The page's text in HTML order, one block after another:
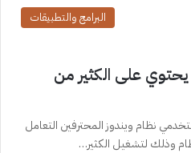
البرامج والتطبيقات
برنامج Run-Command يحتوي على الكثير من
نظام ويندوز المحترفين التعامل